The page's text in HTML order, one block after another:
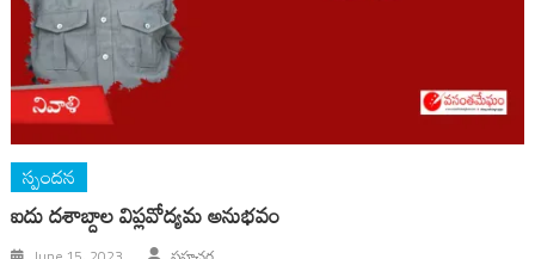
స్పందన
ఐదు దశాబ్దాల విప్లవోద్యమ అనుభవం